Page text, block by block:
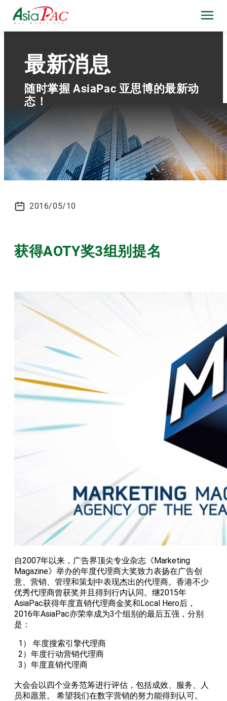
最新消息
随时掌握 AsiaPac 亚思博的最新动
态！
2016/05/10
获得AOTY奖3组别提名
自2007年以来，广告界顶尖专业杂志《Marketing
Magazine》举办的年度代理商大奖致力表扬在广告创
意、营销、管理和策划中表现杰出的代理商。香港不少
优秀代理商曾获奖并且得到行内认同。继2015年
AsiaPac获得年度直销代理商金奖和Local Hero后，
2016年AsiaPac亦荣幸成为3个组别的最后五强，分别
是：
1） 年度搜索引擎代理商
2）年度行动营销代理商
3）年度直销代理商
大会会以四个业务范筹进行评估，包括成效、服务、人
员和愿景。 希望我们在数字营销的努力能得到认可。